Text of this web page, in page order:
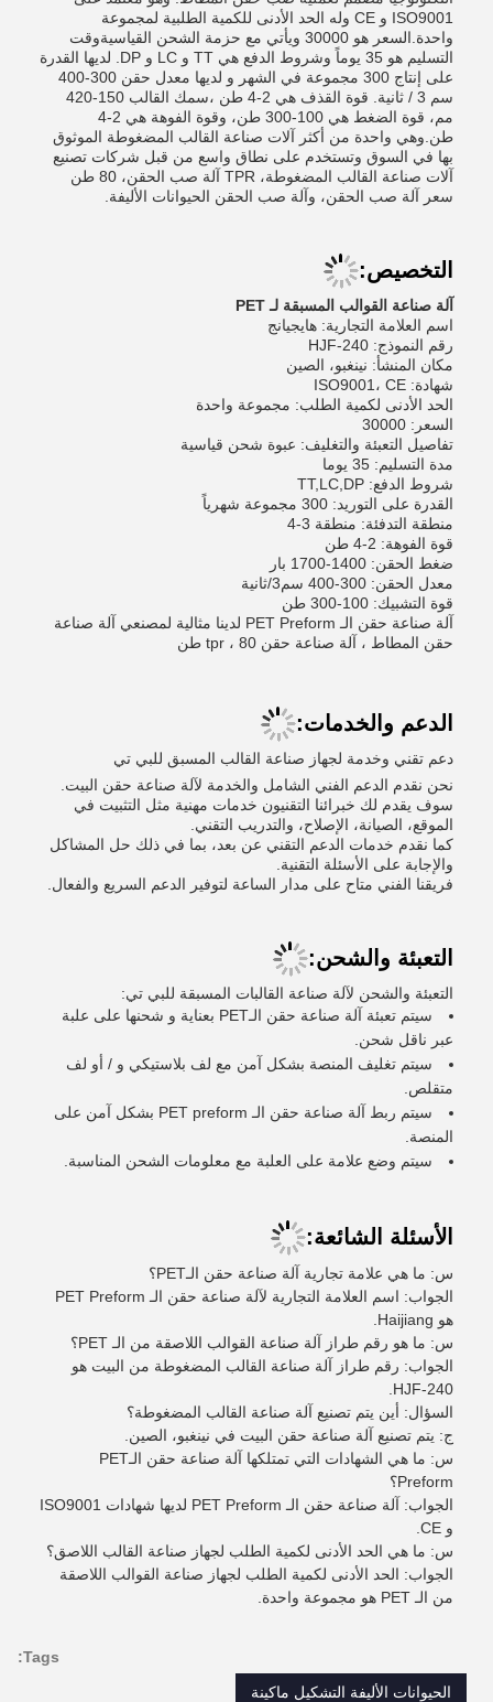
ISO9001 و CE وله الحد الأدنى للكمية الطلبية لمجموعة
واحدة.السعر هو 30000 ويأتي مع حزمة الشحن القياسيةوقت
التسليم هو 35 يوماً وشروط الدفع هي TT و LC و DP. لديها القدرة
على إنتاج 300 مجموعة في الشهر و لديها معدل حقن 300-400
سم 3 / ثانية. قوة القذف هي 2-4 طن ،سمك القالب 150-420
مم، قوة الضغط هي 100-300 طن، وقوة الفوهة هي 2-4
طن.وهي واحدة من أكثر آلات صناعة القالب المضغوطة الموثوق
بها في السوق وتستخدم على نطاق واسع من قبل شركات تصنيع
آلات صناعة القالب المضغوطة، TPR آلة صب الحقن، 80 طن
سعر آلة صب الحقن، وآلة صب الحقن الحيوانات الأليفة.
التخصيص:
آلة صناعة القوالب المسبقة لـ PET
اسم العلامة التجارية: هايجيانج
رقم النموذج: HJF-240
مكان المنشأ: نينغبو، الصين
شهادة: ISO9001، CE
الحد الأدنى لكمية الطلب: مجموعة واحدة
السعر: 30000
تفاصيل التعبئة والتغليف: عبوة شحن قياسية
مدة التسليم: 35 يوما
شروط الدفع: TT,LC,DP
القدرة على التوريد: 300 مجموعة شهرياً
منطقة التدفئة: منطقة 3-4
قوة الفوهة: 2-4 طن
ضغط الحقن: 1400-1700 بار
معدل الحقن: 300-400 سم3/ثانية
قوة التشبيك: 100-300 طن
آلة صناعة حقن الـ PET Preform لدينا مثالية لمصنعي آلة صناعة
حقن المطاط ، آلة صناعة حقن tpr ، 80 طن
الدعم والخدمات:
دعم تقني وخدمة لجهاز صناعة القالب المسبق للبي تي
نحن نقدم الدعم الفني الشامل والخدمة لآلة صناعة حقن البيت.
سوف يقدم لك خبرائنا التقنيون خدمات مهنية مثل التثبيت في
الموقع، الصيانة، الإصلاح، والتدريب التقني.
كما نقدم خدمات الدعم التقني عن بعد، بما في ذلك حل المشاكل
والإجابة على الأسئلة التقنية.
فريقنا الفني متاح على مدار الساعة لتوفير الدعم السريع والفعال.
التعبئة والشحن:
التعبئة والشحن لآلة صناعة القالبات المسبقة للبي تي:
سيتم تعبئة آلة صناعة حقن الـPET بعناية و شحنها على علبة
عبر ناقل شحن.
سيتم تغليف المنصة بشكل آمن مع لف بلاستيكي و / أو لف
متقلص.
سيتم ربط آلة صناعة حقن الـ PET preform بشكل آمن على
المنصة.
سيتم وضع علامة على العلبة مع معلومات الشحن المناسبة.
الأسئلة الشائعة:
س: ما هي علامة تجارية آلة صناعة حقن الـPET؟
الجواب: اسم العلامة التجارية لآلة صناعة حقن الـ PET Preform
هو Haijiang.
س: ما هو رقم طراز آلة صناعة القوالب اللاصقة من الـ PET؟
الجواب: رقم طراز آلة صناعة القالب المضغوطة من البيت هو
HJF-240.
السؤال: أين يتم تصنيع آلة صناعة القالب المضغوطة؟
ج: يتم تصنيع آلة صناعة حقن البيت في نينغبو، الصين.
س: ما هي الشهادات التي تمتلكها آلة صناعة حقن الـPET
Preform؟
الجواب: آلة صناعة حقن الـ PET Preform لديها شهادات ISO9001
و CE.
س: ما هي الحد الأدنى لكمية الطلب لجهاز صناعة القالب اللاصق؟
الجواب: الحد الأدنى لكمية الطلب لجهاز صناعة القوالب اللاصقة
من الـ PET هو مجموعة واحدة.
Tags:
الحيوانات الأليفة التشكيل ماكينة